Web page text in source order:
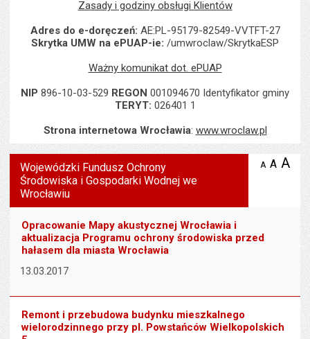
Zasady i godziny obsługi Klientów
Adres do e-doręczeń: AE:PL-95179-82549-VVTFT-27
Skrytka UMW na ePUAP-ie: /umwroclaw/SkrytkaESP
Ważny komunikat dot. ePUAP
NIP 896-10-03-529 REGON 001094670 Identyfikator gminy
TERYT: 026401 1
Strona internetowa Wrocławia: www.wroclaw.pl
Wyświetlono artykuł "Wojewódzki Fundusz Ochrony Środowiska
Wojewódzki Fundusz Ochrony
Środowiska i Gospodarki Wodnej we
Wrocławiu
A zmniejsz
A A
Opracowanie Mapy akustycznej Wrocławia i
aktualizacja Programu ochrony środowiska przed
hałasem dla miasta Wrocławia
13.03.2017
Remont i przebudowa budynku mieszkalnego
wielorodzinnego przy pl. Powstańców Wielkopolskich